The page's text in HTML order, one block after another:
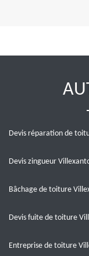
Devis réparation de
Devis zingueur
Bâchage de toiture
Devis fuite de toiture
Entreprise de toiture